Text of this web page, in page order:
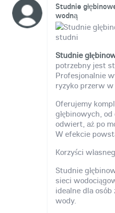
Studnie
wodną
Studnie
potrzebny jest
Profesjonalnie
ryzyko przerw
Oferujemy
głębinowych,
odwiert, aż po
W efekcie
Korzyści
Studnie
sieci
idealne dla
wody.